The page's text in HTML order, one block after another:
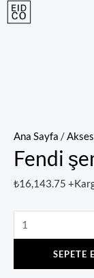
İçeriğe
atla
Ana Sayfa /
Fendi
₺16,143.75
Fendi
şemsiye
SEPETE